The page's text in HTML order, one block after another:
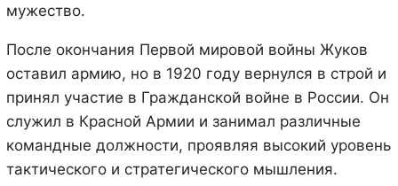
мужество.
После окончания Первой мировой войны Жуков
оставил армию, но в 1920 году вернулся в строй и
принял участие в Гражданской войне в России. Он
служил в Красной Армии и занимал различные
командные должности, проявляя высокий уровень
тактического и стратегического мышления.